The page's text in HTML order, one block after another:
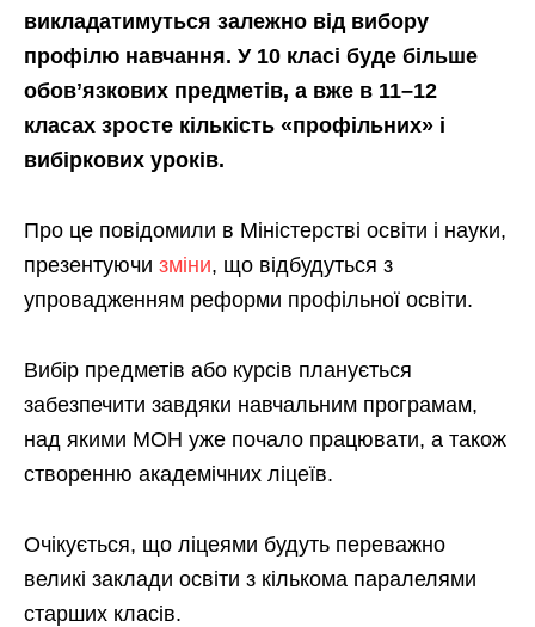
викладатимуться залежно від вибору
профілю навчання. У 10 класі буде більше
обовʼязкових предметів, а вже в 11–12
класах зросте кількість «профільних» і
вибіркових уроків.
Про це повідомили в Міністерстві освіти і науки,
презентуючи зміни, що відбудуться з
упровадженням реформи профільної освіти.
Вибір предметів або курсів планується
забезпечити завдяки навчальним програмам,
над якими МОН уже почало працювати, а також
створенню академічних ліцеїв.
Очікується, що ліцеями будуть переважно
великі заклади освіти з кількома паралелями
старших класів.